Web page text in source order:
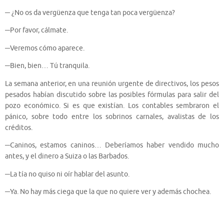
─ ¿No os da vergüenza que tenga tan poca vergüenza?
─Por favor, cálmate.
─Veremos cómo aparece.
─Bien, bien… Tú tranquila.
La semana anterior, en una reunión urgente de directivos, los pesos
pesados habían discutido sobre las posibles fórmulas para salir del
pozo económico. Si es que existían. Los contables sembraron el
pánico, sobre todo entre los sobrinos carnales, avalistas de los
créditos.
─Caninos, estamos caninos… Deberíamos haber vendido mucho
antes, y el dinero a Suiza o las Barbados.
─La tía no quiso ni oír hablar del asunto.
─Ya. No hay más ciega que la que no quiere ver y además chochea.